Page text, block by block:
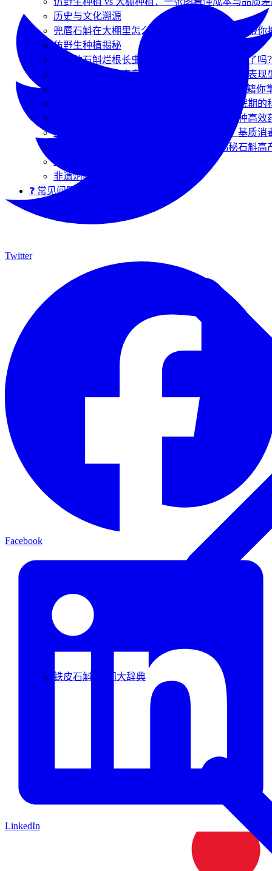
历史与文化溯源
兜唇石斛在大棚里怎么种才能高产？资深博主带你
仿野生种植揭秘
大棚种石斛烂根长虫？你的基质选对、发酵对了吗
种水草石斛想拿高产？资深博主带你揭秘四大表现
种石斛不想用化学药剂？这几招“物理净床”秘籍你
兜唇石斛不同生长期怎么浇水？营养期与休眠期的
告别石斛烂根！基质杀菌除了多菌灵，这两种高效
盆栽铁皮石斛换盆与分株指南：换土时机、基质消
栽培基质入床前应如何杀菌？资深博主揭秘石斛高
野生资源与法律风险
非遗炮制技艺
❓ 常见问题
铁皮石斛100问大辞典
Twitter
Facebook
LinkedIn